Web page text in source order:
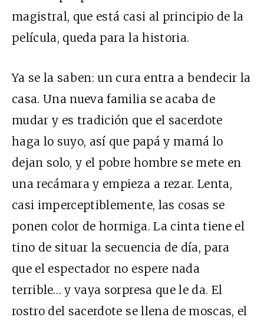
magistral, que está casi al principio de la
película, queda para la historia.
Ya se la saben: un cura entra a bendecir la
casa. Una nueva familia se acaba de
mudar y es tradición que el sacerdote
haga lo suyo, así que papá y mamá lo
dejan solo, y el pobre hombre se mete en
una recámara y empieza a rezar. Lenta,
casi imperceptiblemente, las cosas se
ponen color de hormiga. La cinta tiene el
tino de situar la secuencia de día, para
que el espectador no espere nada
terrible… y vaya sorpresa que le da. El
rostro del sacerdote se llena de moscas, el